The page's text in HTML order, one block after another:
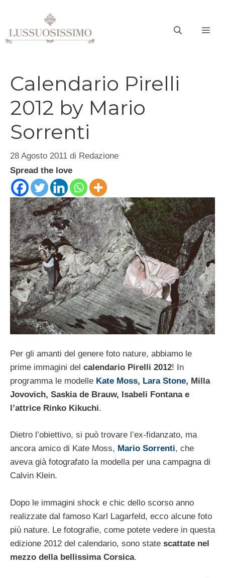
contenuto
Calendario Pirelli
2012 by Mario
Sorrenti
28 Agosto 2011 di Redazione
Spread the love
Per gli amanti del genere foto nature, abbiamo le
prime immagini del calendario Pirelli 2012! In
programma le modelle Kate Moss, Lara Stone, Milla
Jovovich, Saskia de Brauw, Isabeli Fontana e
l’attrice Rinko Kikuchi.
Dietro l’obiettivo, si può trovare l’ex-fidanzato, ma
ancora amico di Kate Moss, Mario Sorrenti, che
aveva già fotografato la modella per una campagna di
Calvin Klein.
Dopo le immagini shock e chic dello scorso anno
realizzate dal famoso Karl Lagarfeld, ecco alcune foto
più nature. Le fotografie, come potete vedere in questa
edizione 2012 del calendario, sono state scattate nel
mezzo della bellissima Corsica.